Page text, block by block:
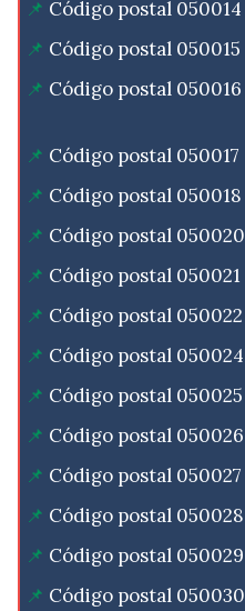
Código postal 050014
Código postal 050015
Código postal 050016
Código postal 050017
Código postal 050018
Código postal 050020
Código postal 050021
Código postal 050022
Código postal 050024
Código postal 050025
Código postal 050026
Código postal 050027
Código postal 050028
Código postal 050029
Código postal 050030